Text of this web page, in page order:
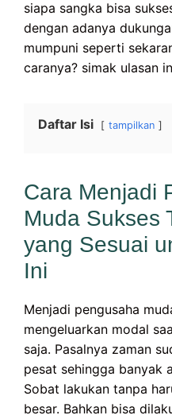
siapa sangka bisa
dengan adanya
mumpuni seperti
caranya? simak ulasan
Daftar Isi tampilkan
Cara Menjadi
Muda Sukses
yang Sesuai
Ini
Menjadi pengusaha
mengeluarkan modal
saja. Pasalnya zaman
pesat sehingga banyak
Sobat lakukan tanpa
besar. Bahkan bisa